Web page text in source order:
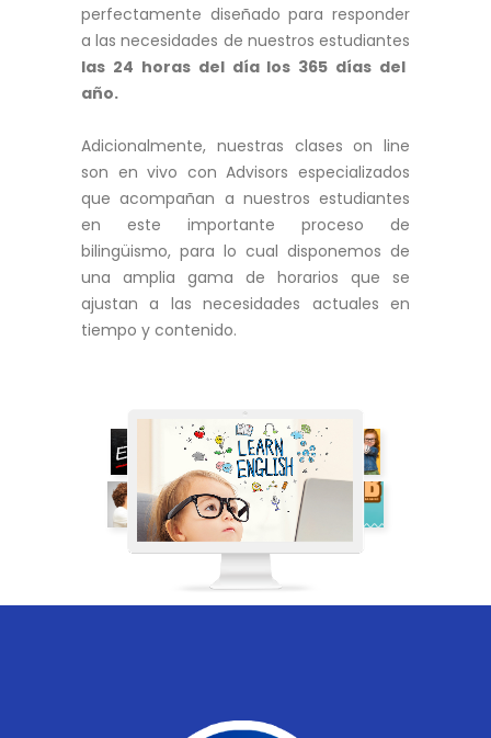
[/group]
[/group]
[group group-mexico]
[/group]
[/group]
[group group-panama]
[group group-paraguay]
[group group-peru]
perfectamente diseñado para responder
a las necesidades de nuestros estudiantes
las 24 horas del día los 365 días del
año.
Adicionalmente, nuestras clases on line
son en vivo con Advisors especializados
que acompañan a nuestros estudiantes
en este importante proceso de
bilingüismo, para lo cual disponemos de
una amplia gama de horarios que se
ajustan a las necesidades actuales en
tiempo y contenido.